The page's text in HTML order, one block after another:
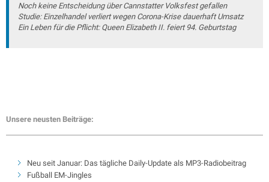
Noch keine Entscheidung über Cannstatter Volksfest gefallen
Studie: Einzelhandel verliert wegen Corona-Krise dauerhaft Umsatz
Ein Leben für die Pflicht: Queen Elizabeth II. feiert 94. Geburtstag
Unsere neusten Beiträge:
Neu seit Januar: Das tägliche Daily-Update als MP3-Radiobeitrag
Fußball EM-Jingles